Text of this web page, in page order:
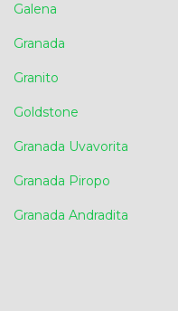
Galena
Granada
Granito
Goldstone
Granada Uvavorita
Granada Piropo
Granada Andradita